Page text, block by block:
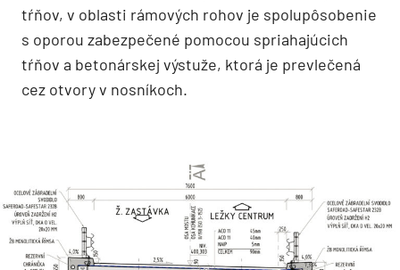
tŕňov, v oblasti rámových rohov je spolupôsobenie
s oporou zabezpečené pomocou spriahajúcich
tŕňov a betonárskej výstuže, ktorá je prevlečená
cez otvory v nosníkoch.